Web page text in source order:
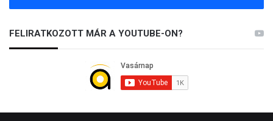
FELIRATKOZOTT MÁR A YOUTUBE-ON?